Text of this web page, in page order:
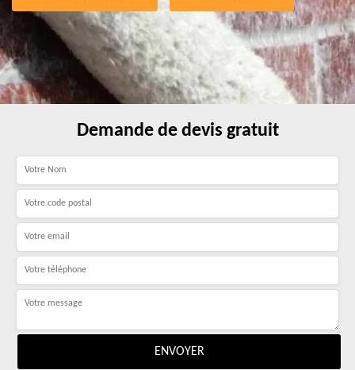
Demande de devis gratuit